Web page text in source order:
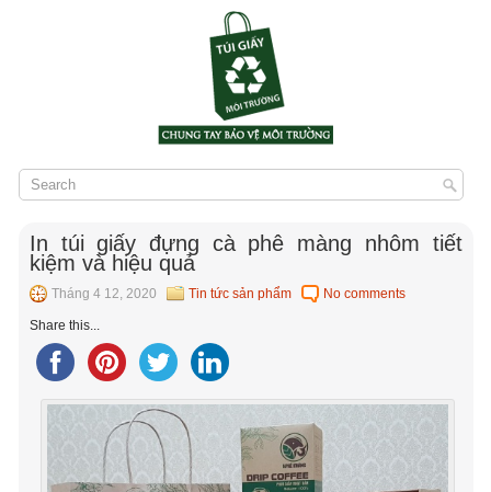
In túi giấy đựng cà phê màng nhôm tiết
kiệm và hiệu quả
Tháng 4 12, 2020 Tin tức sản phẩm No comments
Share this...